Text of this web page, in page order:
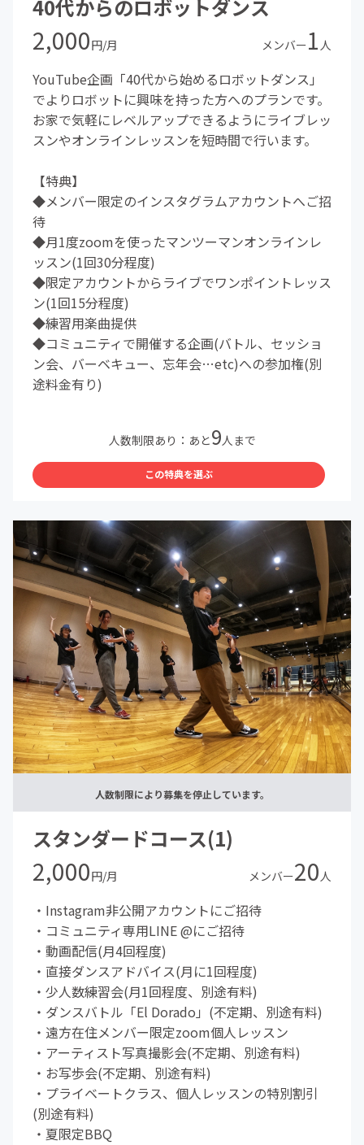
40代からのロボットダンス
2,000円/月 メンバー1 人
YouTube企画「40代から始めるロボットダンス」
でよりロボットに興味を持った方へのプランです。
お家で気軽にレベルアップできるようにライブレッ
スンやオンラインレッスンを短時間で行います。
【特典】
◆メンバー限定のインスタグラムアカウントへご招
待
◆月1度zoomを使ったマンツーマンオンラインレ
ッスン(1回30分程度)
◆限定アカウントからライブでワンポイントレッス
ン(1回15分程度)
◆練習用楽曲提供
◆コミュニティで開催する企画(バトル、セッショ
ン会、バーベキュー、忘年会…etc)への参加権(別
途料金有り)
人数制限あり：あと9人まで
この特典を選ぶ
人数制限により募集を停止しています。
スタンダードコース(1)
2,000円/月 メンバー20人
・Instagram非公開アカウントにご招待
・コミュニティ専用LINE @にご招待
・動画配信(月4回程度)
・直接ダンスアドバイス(月に1回程度)
・少人数練習会(月1回程度、別途有料)
・ダンスバトル「El Dorado」(不定期、別途有料)
・遠方在住メンバー限定zoom個人レッスン
・アーティスト写真撮影会(不定期、別途有料)
・お写歩会(不定期、別途有料)
・プライベートクラス、個人レッスンの特別割引
(別途有料)
・夏限定BBQ